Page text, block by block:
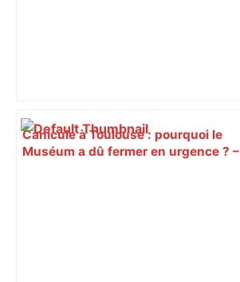
Canicule à Toulouse : pourquoi le
Muséum a dû fermer en urgence ? –